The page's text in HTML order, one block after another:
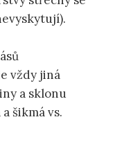
vždy jiná
a sklonu
šikmá vs.